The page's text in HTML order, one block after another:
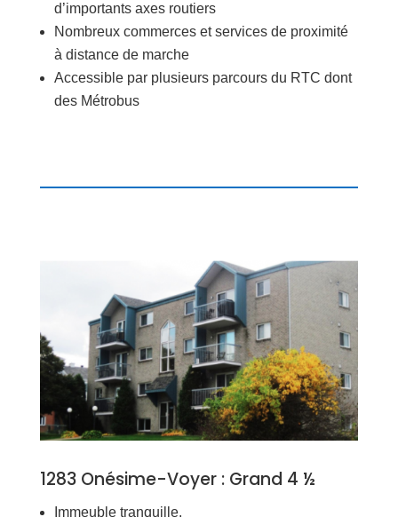
d’importants axes routiers
Nombreux commerces et services de proximité
à distance de marche
Accessible par plusieurs parcours du RTC dont
des Métrobus
1283 Onésime-Voyer : Grand 4 ½
Immeuble tranquille.